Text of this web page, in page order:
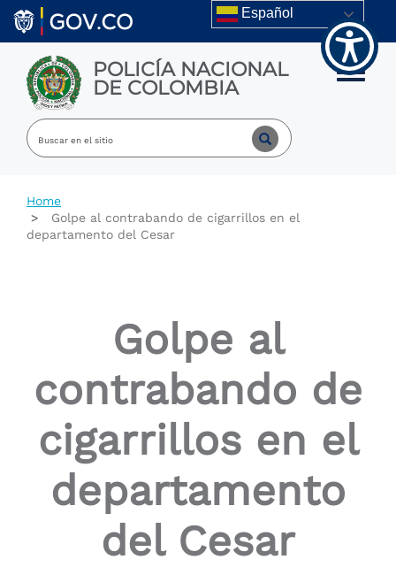
Welcome
All
Accessibility
screen
reader.
Accessibility
shortcut
activates
Skip to main content Español
POLICÍA NACIONAL
DE COLOMBIA Toggle
Home
Golpe al contrabando de cigarrillos en el
departamento del Cesar
Golpe al
contrabando de
cigarrillos en el
departamento
del Cesar